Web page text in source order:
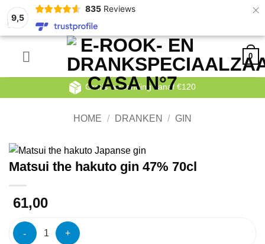
9,5
835 Reviews ×
0
Gratis verzending vanaf €120
HOME / DRANKEN / GIN
Matsui the hakuto gin 47% 70cl
61,00
Matsui the hakuto gin 47% 70cl aantal